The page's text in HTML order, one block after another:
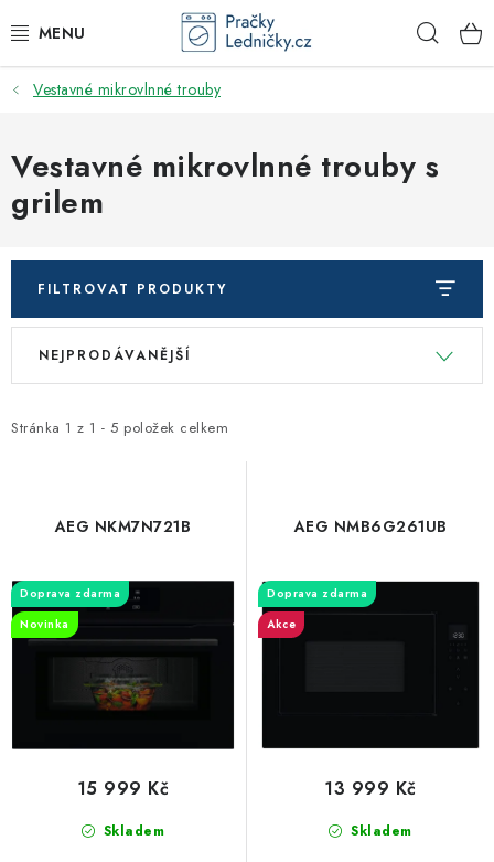
na
DODAVATEL
VESTAVNÉ SPOTŘEBIČE
VOLNĚ STOJÍCÍ SPOTŘEBIČE
DŘEZY A BATERIE
ODSAVAČE PAR
DRTIČE ODPADU
GASTRO
Montáže spotřebičů
Kontakty
Vestavné mikrovlnné trouby
Vestavné mikrovlnné trouby s
grilem
FILTROVAT PRODUKTY
V
i
d
u
k
Stránka 1 z 1 - 5 položek celkem
Ř
e
o
d
u
ů
NEJPRODÁVANĚJŠÍ
AEG NKM7N721B
Doprava zdarma
Novinka
Skladem
15 999 Kč
AEG NMB6G261UB
Doprava zdarma
Akce
Skladem
13 999 Kč